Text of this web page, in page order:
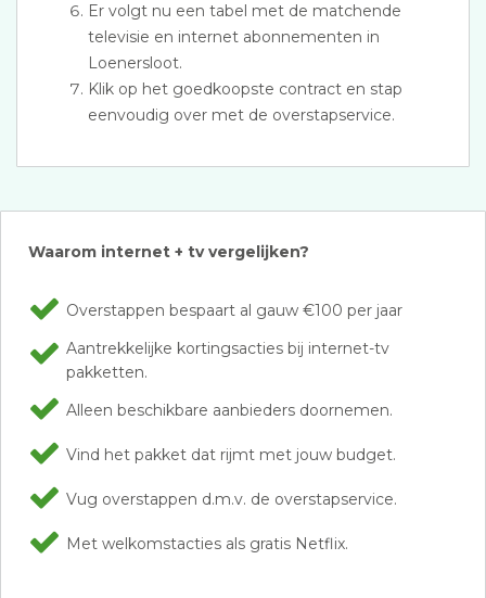
Er volgt nu een tabel met de matchende
televisie en internet abonnementen in
Loenersloot.
Klik op het goedkoopste contract en stap
eenvoudig over met de overstapservice.
Waarom internet + tv vergelijken?
Overstappen bespaart al gauw €100 per jaar
Aantrekkelijke kortingsacties bij internet-tv
pakketten.
Alleen beschikbare aanbieders doornemen.
Vind het pakket dat rijmt met jouw budget.
Vug overstappen d.m.v. de overstapservice.
Met welkomstacties als gratis Netflix.